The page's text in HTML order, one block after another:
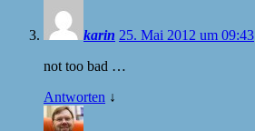
karin 25. Mai 2012 um 09:43
not too bad …
Antworten ↓